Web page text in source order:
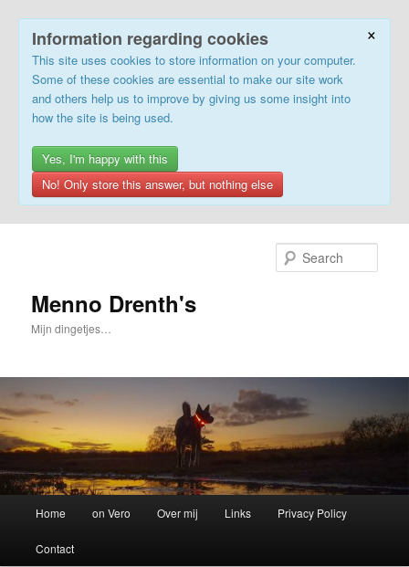
×
Information regarding cookies
This site uses cookies to store information on your computer.
Some of these cookies are essential to make our site work
and others help us to improve by giving us some insight into
how the site is being used.
Yes, I'm happy with this
No! Only store this answer, but nothing else
Menno Drenth's
Mijn dingetjes…
Home on Vero Over mij Links Privacy Policy
Contact